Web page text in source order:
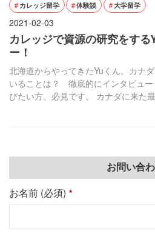
カレッジ留学 体験談 大学留学
2021-02-03
カレッジで資源の研究をする
ー！
北海道からやってきたYuくん。カナ
いることは？ 徹底的にインタビュ
びたい方、必見です。 カナダに来た
お問い合
お名前 (必須) *